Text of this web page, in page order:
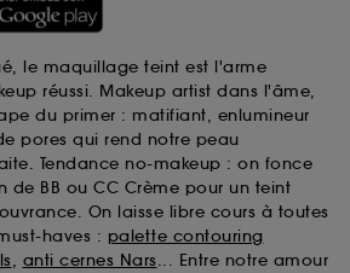
le maquillage teint est l'arme
réussi. Makeup artist dans l'âme,
du primer : matifiant, enlumineur
pores qui rend notre peau
Tendance no-makeup : on fonce
de BB ou CC Crème pour un teint
On laisse libre cours à toutes
haves : palette contouring
, anti cernes Nars... Entre notre amour